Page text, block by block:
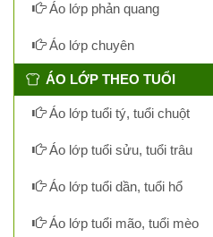
Áo lớp phản quang
Áo lớp chuyên
ÁO LỚP THEO TUỔI
Áo lớp tuổi tý, tuổi chuột
Áo lớp tuổi sửu, tuổi trâu
Áo lớp tuổi dần, tuổi hổ
Áo lớp tuổi mão, tuổi mèo